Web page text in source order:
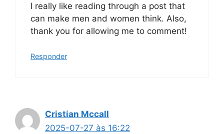
I really like reading through a post that
can make men and women think. Also,
thank you for allowing me to comment!
Responder
Cristian Mccall
2025-07-27 às 16:22